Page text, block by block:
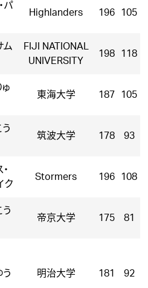
パ
Highlanders 196 105
ム
FIJI NATIONAL
UNIVERSITY
198 118
東海大学 187 105
筑波大学 178 93
ク
Stormers 196 108
う
帝京大学 175 81
う 明治大学 181 92